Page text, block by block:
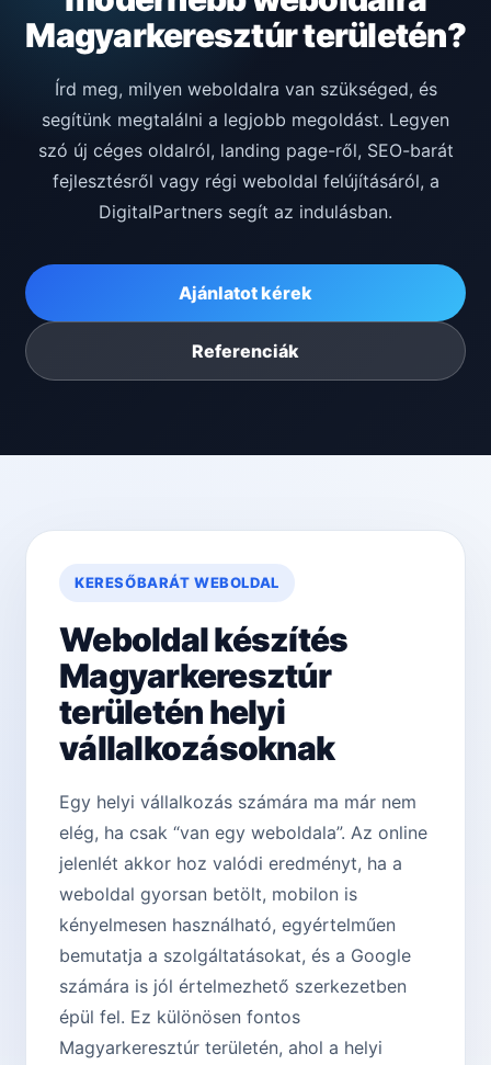
Magyarkeresztúr területén?
Írd meg, milyen weboldalra van szükséged, és
segítünk megtalálni a legjobb megoldást. Legyen
szó új céges oldalról, landing page-ről, SEO-barát
fejlesztésről vagy régi weboldal felújításáról, a
DigitalPartners segít az indulásban.
Ajánlatot kérek
Referenciák
KERESŐBARÁT WEBOLDAL
Weboldal készítés
Magyarkeresztúr
területén helyi
vállalkozásoknak
Egy helyi vállalkozás számára ma már nem
elég, ha csak “van egy weboldala”. Az online
jelenlét akkor hoz valódi eredményt, ha a
weboldal gyorsan betölt, mobilon is
kényelmesen használható, egyértelműen
bemutatja a szolgáltatásokat, és a Google
számára is jól értelmezhető szerkezetben
épül fel. Ez különösen fontos
Magyarkeresztúr területén, ahol a helyi